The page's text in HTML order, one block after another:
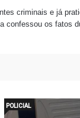
criminais e já
confessou os fatos
POLICIAL